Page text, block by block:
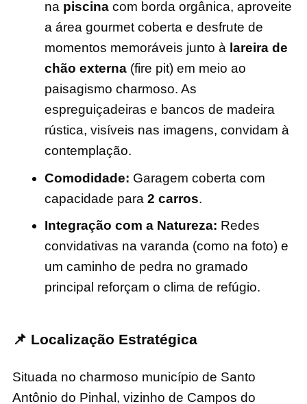
na piscina com borda orgânica, aproveite
a área gourmet coberta e desfrute de
momentos memoráveis junto à lareira de
chão externa (fire pit) em meio ao
paisagismo charmoso. As
espreguiçadeiras e bancos de madeira
rústica, visíveis nas imagens, convidam à
contemplação.
Comodidade: Garagem coberta com
capacidade para2 carros.
Integração com a Natureza: Redes
convidativas na varanda (como na foto) e
um caminho de pedra no gramado
principal reforçam o clima de refúgio.
📌 Localização Estratégica
Situada no charmoso município de Santo
Antônio do Pinhal, vizinho de Campos do